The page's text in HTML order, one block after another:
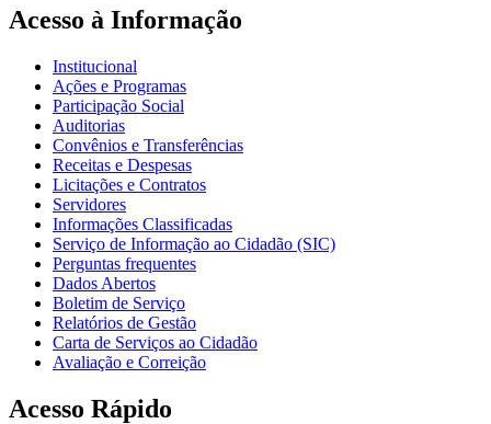
Acesso à Informação
Institucional
Ações e Programas
Participação Social
Auditorias
Convênios e Transferências
Receitas e Despesas
Licitações e Contratos
Servidores
Informações Classificadas
Serviço de Informação ao Cidadão (SIC)
Perguntas frequentes
Dados Abertos
Boletim de Serviço
Relatórios de Gestão
Carta de Serviços ao Cidadão
Avaliação e Correição
Acesso Rápido